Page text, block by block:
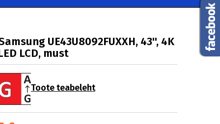
UE43U8092FUXXH, 43'', 4K
LCD, must
Toote teabeleht